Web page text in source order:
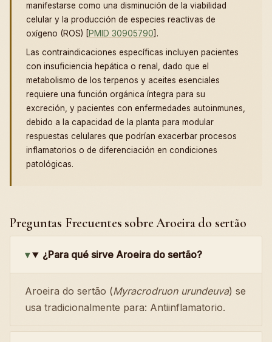
manifestarse como una disminución de la viabilidad
celular y la producción de especies reactivas de
oxígeno (ROS) [PMID 30905790].
Las contraindicaciones específicas incluyen pacientes
con insuficiencia hepática o renal, dado que el
metabolismo de los terpenos y aceites esenciales
requiere una función orgánica íntegra para su
excreción, y pacientes con enfermedades autoinmunes,
debido a la capacidad de la planta para modular
respuestas celulares que podrían exacerbar procesos
inflamatorios o de diferenciación en condiciones
patológicas.
Preguntas Frecuentes sobre Aroeira do sertão
¿Para qué sirve Aroeira do sertão?
Aroeira do sertão (Myracrodruon urundeuva) se
usa tradicionalmente para: Antiinflamatorio.